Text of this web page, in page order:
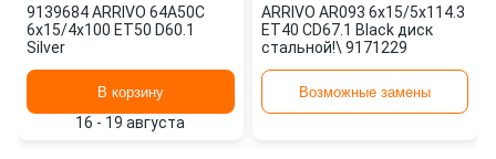
9139684 ARRIVO 64A50C
6x15/4x100 ET50 D60.1
Silver
В корзину
16 - 19 августа
ARRIVO AR093 6x15/5x114.3
ET40 CD67.1 Black диск
стальной!\ 9171229
Возможные замены